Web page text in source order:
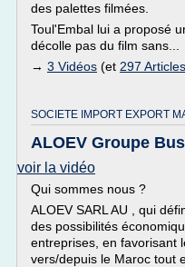
des palettes filmées.
Toul'Embal lui a proposé
décolle pas du film sans...
→ 3 Vidéos (et 297 Articles
SOCIETE IMPORT EXPORT
ALOEV Groupe
voir la vidéo
Qui sommes nous ?
ALOEV SARL AU , qui
des possibilités
entreprises, en favorisant
vers/depuis le Maroc tout